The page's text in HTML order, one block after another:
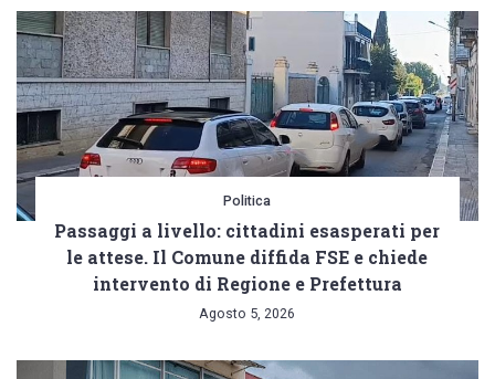
Politica
Passaggi a livello: cittadini esasperati per
le attese. Il Comune diffida FSE e chiede
intervento di Regione e Prefettura
Agosto 5, 2026